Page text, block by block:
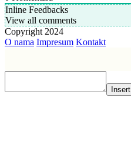
Inline Feedbacks
View all comments
Copyright 2024
O nama Impresum Kontakt
Insert